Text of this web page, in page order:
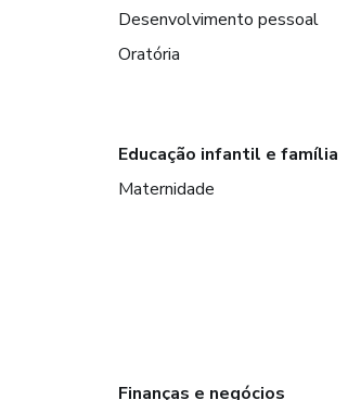
Desenvolvimento pessoal
Oratória
Educação infantil e família
Maternidade
Finanças e negócios